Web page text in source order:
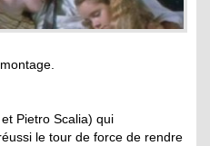
Pietro Scalia) qui
le tour de force de rendre